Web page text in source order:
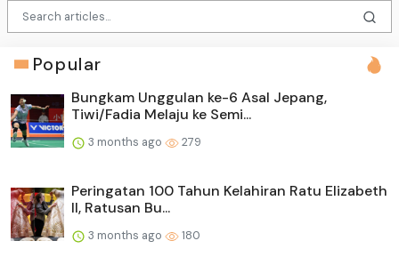
Popular
Bungkam Unggulan ke-6 Asal Jepang,
Tiwi/Fadia Melaju ke Semi...
3 months ago 279
Peringatan 100 Tahun Kelahiran Ratu Elizabeth
II, Ratusan Bu...
3 months ago 180